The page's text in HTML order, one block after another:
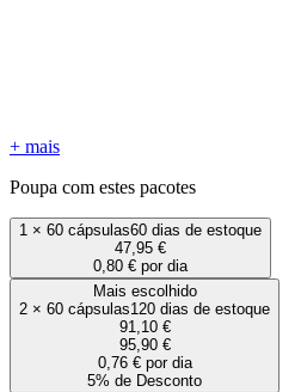
+ mais
Poupa com estes pacotes
1 × 60 cápsulas60 dias de estoque
47,95 €
0,80 € por dia
Mais escolhido
2 × 60 cápsulas120 dias de estoque
91,10 €
95,90 €
0,76 € por dia
5% de Desconto